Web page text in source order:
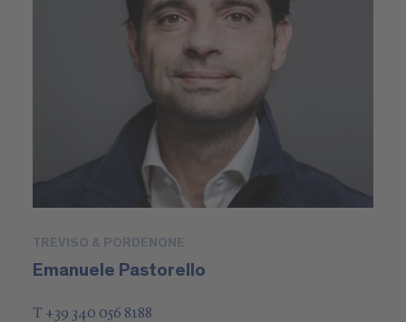
TREVISO & PORDENONE
Emanuele Pastorello
T +39 340 056 8188